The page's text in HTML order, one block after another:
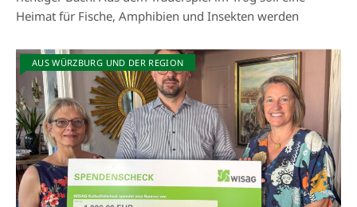
Heimat für Fische, Amphibien und Insekten werden
AUS WÜRZBURG UND DER REGION